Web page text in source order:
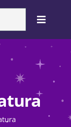
Toggle